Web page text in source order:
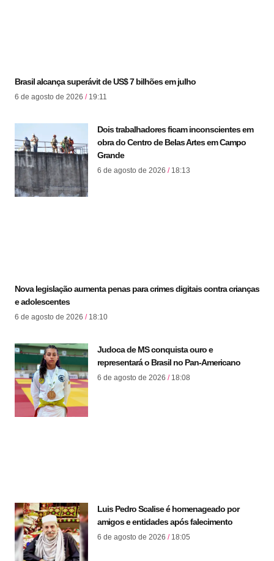
Brasil alcança superávit de US$ 7 bilhões em julho
6 de agosto de 2026 19:11
Dois trabalhadores ficam inconscientes em
obra do Centro de Belas Artes em Campo
Grande
6 de agosto de 2026 18:13
Nova legislação aumenta penas para crimes digitais contra crianças
e adolescentes
6 de agosto de 2026 18:10
Judoca de MS conquista ouro e
representará o Brasil no Pan-Americano
6 de agosto de 2026 18:08
Luis Pedro Scalise é homenageado por
amigos e entidades após falecimento
6 de agosto de 2026 18:05